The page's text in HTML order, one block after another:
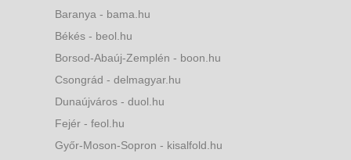
Baranya - bama.hu
Békés - beol.hu
Borsod-Abaúj-Zemplén - boon.hu
Csongrád - delmagyar.hu
Dunaújváros - duol.hu
Fejér - feol.hu
Győr-Moson-Sopron - kisalfold.hu